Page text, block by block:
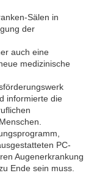
Sälen in
der
auch eine
medizinische
informierte die
PC-
Augenerkrankung
Ende sein muss.